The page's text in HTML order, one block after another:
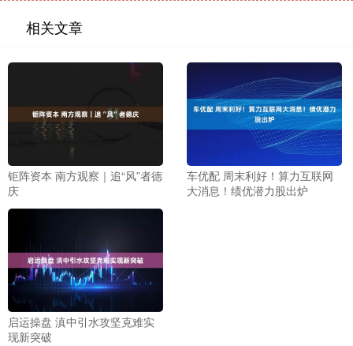
相关文章
钜阵资本 南方观察｜追“风”者德
庆
车优配 周末利好！算力互联网
大消息！绩优潜力股出炉
启运操盘 滇中引水攻坚克难实
现新突破